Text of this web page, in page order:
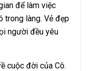
để làm việc
trong làng. Vẻ đẹp
người đều yêu
cuộc đời của Cô.